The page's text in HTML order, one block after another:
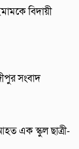
বিদায়ী
সংবাদ
এক স্কুল ছাত্রী-